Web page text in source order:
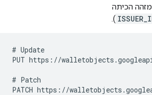
מזהה הכיתה
).
# Update
PUT https://
# Patch